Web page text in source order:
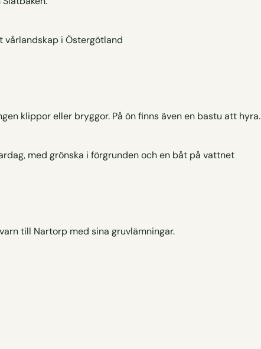
klippor eller bryggor. På ön finns även en bastu att hyra.
till Nartorp med sina gruvlämningar.